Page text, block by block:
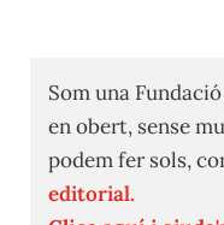
Som una
en obert, sense
podem fer sols,
editorial.